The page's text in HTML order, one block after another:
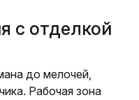
с отделкой
до мелочей,
Рабочая зона